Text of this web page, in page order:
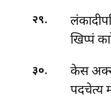
२९.
खिप्पं
३०.
केस
पदचेत्य